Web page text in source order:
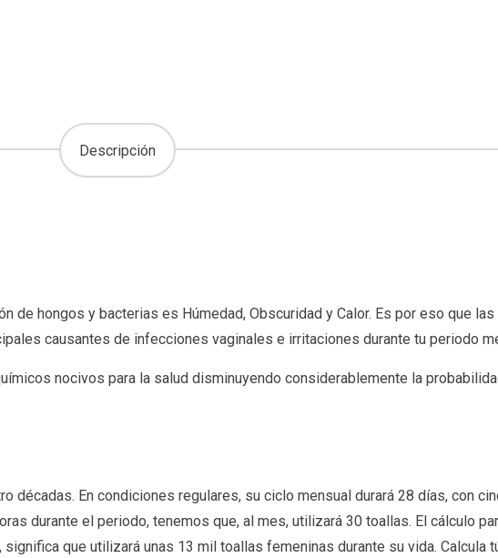
Descripción
de hongos y bacterias es Húmedad, Obscuridad y Calor. Es por eso que
causantes de infecciones vaginales e irritaciones durante tu periodo
nocivos para la salud disminuyendo considerablemente la
En condiciones regulares, su ciclo mensual durará 28 días, con
durante el periodo, tenemos que, al mes, utilizará 30 toallas. El cálculo
que utilizará unas 13 mil toallas femeninas durante su vida. Calcula